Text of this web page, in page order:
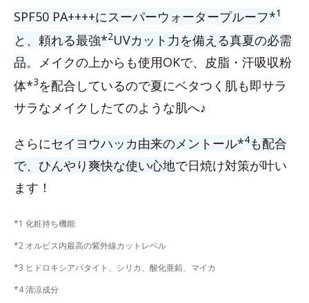
SPF50 PA++++にスーパーウォータープルーフ*1
と、頼れる最強*2UVカット力を備える真夏の必需
品。メイクの上からも使用OKで、皮脂・汗吸収粉
体*3を配合しているので夏にベタつく肌も即サラ
サラなメイクしたてのような肌へ♪
さらにセイヨウハッカ由来のメントール*4も配合
で、ひんやり爽快な使い心地で日焼け対策が叶い
ます！
*1 化粧持ち機能
*2 オルビス内最高の紫外線カットレベル
*3 ヒドロキシアパタイト、シリカ、酸化亜鉛、マイカ
*4 清涼成分